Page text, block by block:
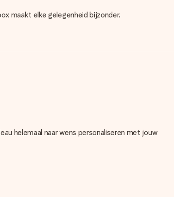
maakt elke gelegenheid bijzonder.
helemaal naar wens personaliseren met jouw